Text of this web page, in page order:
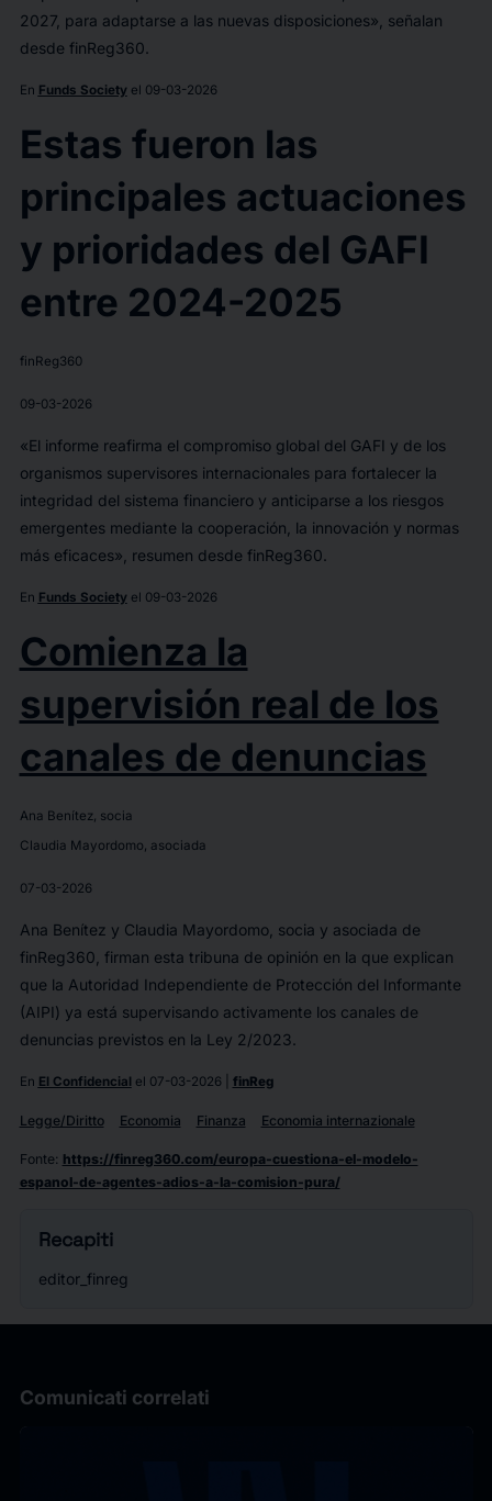
2027, para adaptarse a las nuevas disposiciones», señalan
desde finReg360.
En Funds Societyel 09-03-2026
Estas fueron las
principales actuaciones
y prioridades del GAFI
entre 2024-2025
finReg360
09-03-2026
«El informe reafirma el compromiso global del GAFI y de los
organismos supervisores internacionales para fortalecer la
integridad del sistema financiero y anticiparse a los riesgos
emergentes mediante la cooperación, la innovación y normas
más eficaces», resumen desde finReg360.
En Funds Societyel 09-03-2026
Comienza la
supervisión real de los
canales de denuncias
Ana Benítez, socia
Claudia Mayordomo, asociada
07-03-2026
Ana Benítez y Claudia Mayordomo, socia y asociada de
finReg360, firman esta tribuna de opinión en la que explican
que la Autoridad Independiente de Protección del Informante
(AIPI) ya está supervisando activamente los canales de
denuncias previstos en la Ley 2/2023.
En El Confidencial el 07-03-2026 | finReg
Legge/Diritto Economia Finanza Economia internazionale
Fonte: https://finreg360.com/europa-cuestiona-el-modelo-
espanol-de-agentes-adios-a-la-comision-pura/
Recapiti
editor_finreg
Comunicati correlati